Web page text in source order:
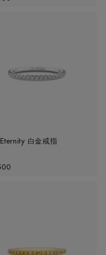
白金戒指
price